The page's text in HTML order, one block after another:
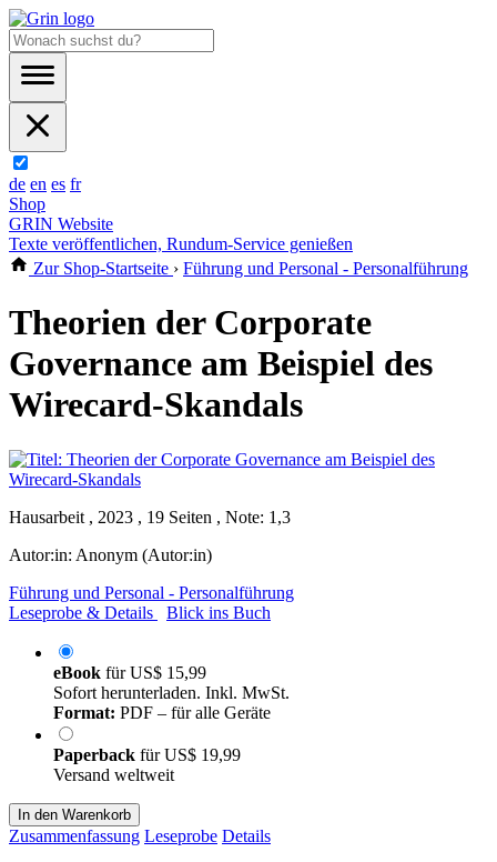
de en es fr
Shop
GRIN Website
Texte veröffentlichen, Rundum-Service genießen
Zur Shop-Startseite › Führung und Personal - Personalführung
Theorien der Corporate
Governance am Beispiel des
Wirecard-Skandals
Hausarbeit , 2023 , 19 Seiten , Note: 1,3
Autor:in: Anonym (Autor:in)
Führung und Personal - Personalführung
Leseprobe & Details
Blick ins Buch
eBook fürUS$ 15,99
Sofort herunterladen. Inkl. MwSt.
Format: PDF – für alle Geräte
Paperback fürUS$ 19,99
Versand weltweit
In den Warenkorb
Zusammenfassung Leseprobe Details